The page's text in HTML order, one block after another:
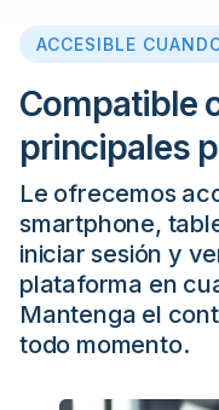
ACCESIBLE
Compatible
principales
Le ofrecemos
smartphone,
iniciar sesión y
plataforma en
Mantenga el
todo momento.